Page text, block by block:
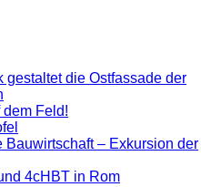
gestaltet die Ostfassade der
Feld!
– Exkursion der
4cHBT in Rom